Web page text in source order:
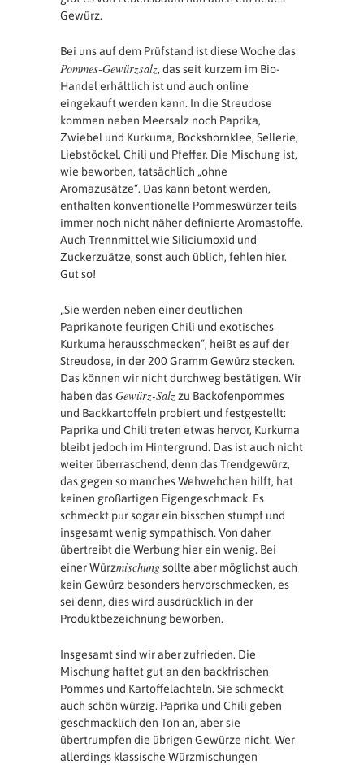
Gewürz.
Bei uns auf dem Prüfstand ist diese Woche das
Pommes-Gewürzsalz, das seit kurzem im Bio-
Handel erhältlich ist und auch online
eingekauft werden kann. In die Streudose
kommen neben Meersalz noch Paprika,
Zwiebel und Kurkuma, Bockshornklee, Sellerie,
Liebstöckel, Chili und Pfeffer. Die Mischung ist,
wie beworben, tatsächlich „ohne
Aromazusätze“. Das kann betont werden,
enthalten konventionelle Pommeswürzer teils
immer noch nicht näher definierte Aromastoffe.
Auch Trennmittel wie Siliciumoxid und
Zuckerzuätze, sonst auch üblich, fehlen hier.
Gut so!
„Sie werden neben einer deutlichen
Paprikanote feurigen Chili und exotisches
Kurkuma herausschmecken“, heißt es auf der
Streudose, in der 200 Gramm Gewürz stecken.
Das können wir nicht durchweg bestätigen. Wir
haben dasGewürz-Salzzu Backofenpommes
und Backkartoffeln probiert und festgestellt:
Paprika und Chili treten etwas hervor, Kurkuma
bleibt jedoch im Hintergrund. Das ist auch nicht
weiter überraschend, denn das Trendgewürz,
das gegen so manches Wehwehchen hilft, hat
keinen großartigen Eigengeschmack. Es
schmeckt pur sogar ein bisschen stumpf und
insgesamt wenig sympathisch. Von daher
übertreibt die Werbung hier ein wenig. Bei
einer Würzmischungsollte aber möglichst auch
kein Gewürz besonders hervorschmecken, es
sei denn, dies wird ausdrücklich in der
Produktbezeichnung beworben.
Insgesamt sind wir aber zufrieden. Die
Mischung haftet gut an den backfrischen
Pommes und Kartoffelachteln. Sie schmeckt
auch schön würzig. Paprika und Chili geben
geschmacklich den Ton an, aber sie
übertrumpfen die übrigen Gewürze nicht. Wer
allerdings klassische Würzmischungen